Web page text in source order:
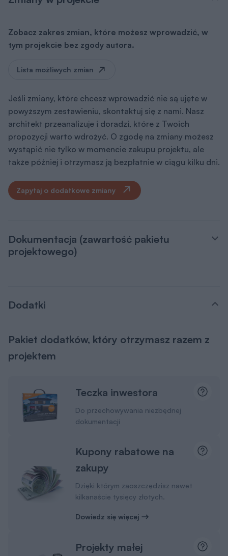
Zobacz zakres zmian, które możesz wprowadzić, w
tym projekcie bez zgody autora.
Lista możliwych zmian
Jeśli zmiany, które chcesz wprowadzić nie są ujęte w
powyższym zestawieniu, skontaktuj się z nami. Nasz
architekt przeanalizuje i doradzi, które z Twoich
propozycji warto wdrożyć. O zgodę na zmiany możesz
wystąpić nie tylko w momencie zakupu projektu, ale
także później i otrzymasz ją bezpłatnie w ciągu kilku dni.
Zapytaj o dodatkowe zmiany
Dokumentacja (zawartość pakietu
projektowego)
Dodatki
Pakiet dodatków, który otrzymasz razem z
projektem
Teczka inwestora
Do przechowywania niezbędnej
dokumentacji
Kupony rabatowe na
zakupy
Dzięki którym zaoszczędzisz nawet
kilkanaście tysięcy złotych.
Dowiedz się więcej
Projekty małej